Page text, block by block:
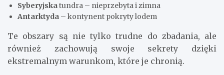
Syberyjskatundra – nieprzebyta i zimna
Antarktyda – kontynent pokryty lodem
Te obszary są nie tylko trudne do zbadania, ale
również zachowują swoje sekrety dzięki
ekstremalnym warunkom, które je chronią.